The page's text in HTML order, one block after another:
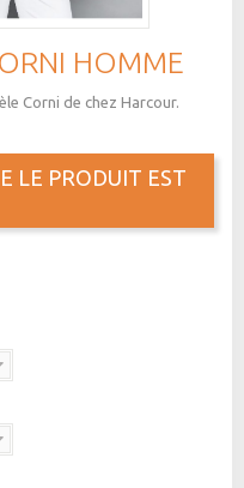
HOMME
Corni de chez Harcour.
LE PRODUIT EST